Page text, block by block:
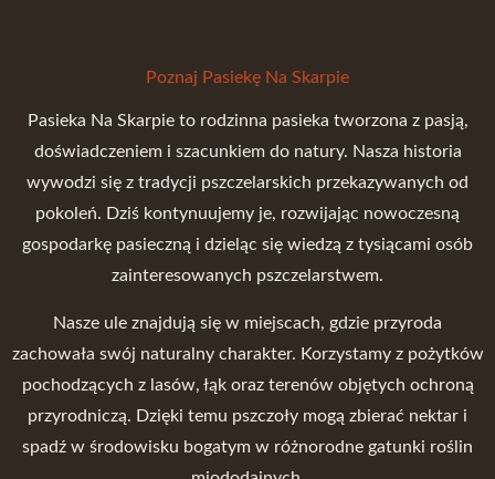
Poznaj Pasiekę Na Skarpie
Pasieka Na Skarpie to rodzinna pasieka tworzona z pasją,
doświadczeniem i szacunkiem do natury. Nasza historia
wywodzi się z tradycji pszczelarskich przekazywanych od
pokoleń. Dziś kontynuujemy je, rozwijając nowoczesną
gospodarkę pasieczną i dzieląc się wiedzą z tysiącami osób
zainteresowanych pszczelarstwem.
Nasze ule znajdują się w miejscach, gdzie przyroda
zachowała swój naturalny charakter. Korzystamy z pożytków
pochodzących z lasów, łąk oraz terenów objętych ochroną
przyrodniczą. Dzięki temu pszczoły mogą zbierać nektar i
spadź w środowisku bogatym w różnorodne gatunki roślin